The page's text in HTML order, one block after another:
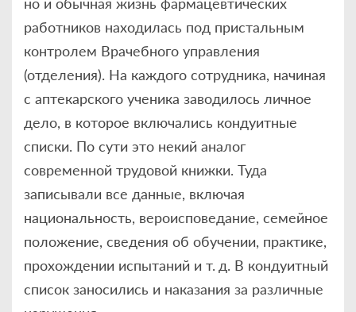
работников находилась под пристальным
контролем Врачебного управления
(отделения). На каждого сотрудника, начиная
с аптекарского ученика заводилось личное
дело, в которое включались кондуитные
списки. По сути это некий аналог
современной трудовой книжки. Туда
записывали все данные, включая
национальность, вероисповедание, семейное
положение, сведения об обучении, практике,
прохождении испытаний и т. д. В кондуитный
список заносились и наказания за различные